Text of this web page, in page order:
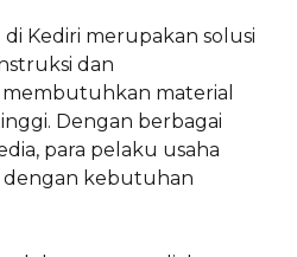
Kediri merupakan solusi
dan
material
Dengan berbagai
para pelaku usaha
dengan kebutuhan